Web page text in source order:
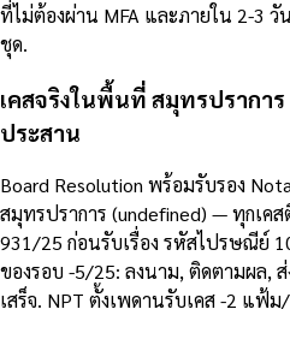
ที่ไม่ต้องผ่าน MFA และภายใน 2-3
ชุด.
เคสจริงในพื้นที่ สมุทรปรากา
ประสาน
Board Resolution พร้อมรับรอง
สมุทรปราการ (undefined) — ทุกเค
931/25 ก่อนรับเรื่อง รหัสไปรษณีย์
ของรอบ -5/25: ลงนาม, ติดตามผล, ส่
เสร็จ. NPT ตั้งเพดานรับเคส -2 แฟ้